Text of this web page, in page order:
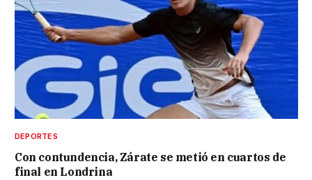
DEPORTES
Con contundencia, Zárate se metió en cuartos de
final en Londrina